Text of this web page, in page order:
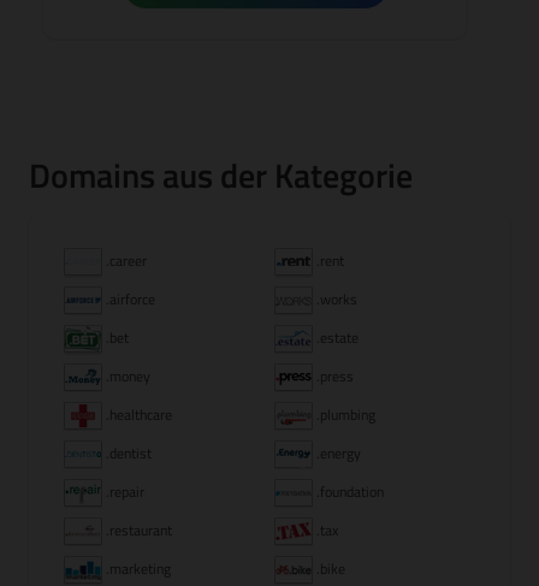
Domains aus der Kategorie
.career
.rent
.airforce
.works
.bet
.estate
.money
.press
.healthcare
.plumbing
.dentist
.energy
.repair
.foundation
.restaurant
.tax
.marketing
.bike